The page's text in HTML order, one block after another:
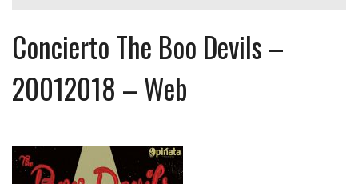
Concierto The Boo Devils –
20012018 – Web